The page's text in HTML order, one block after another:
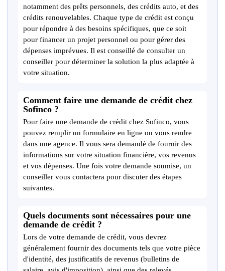
notamment des prêts personnels, des crédits auto, et des
crédits renouvelables. Chaque type de crédit est conçu
pour répondre à des besoins spécifiques, que ce soit
pour financer un projet personnel ou pour gérer des
dépenses imprévues. Il est conseillé de consulter un
conseiller pour déterminer la solution la plus adaptée à
votre situation.
Comment faire une demande de crédit chez
Sofinco ?
Pour faire une demande de crédit chez Sofinco, vous
pouvez remplir un formulaire en ligne ou vous rendre
dans une agence. Il vous sera demandé de fournir des
informations sur votre situation financière, vos revenus
et vos dépenses. Une fois votre demande soumise, un
conseiller vous contactera pour discuter des étapes
suivantes.
Quels documents sont nécessaires pour une
demande de crédit ?
Lors de votre demande de crédit, vous devrez
généralement fournir des documents tels que votre pièce
d'identité, des justificatifs de revenus (bulletins de